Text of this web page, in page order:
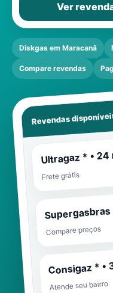
Ver
Diskgas em Maracanã
Compare revendas
Revendas
Ultragaz * • 24
Frete grátis
Compare preços
Consigaz * •
Atende seu bairro